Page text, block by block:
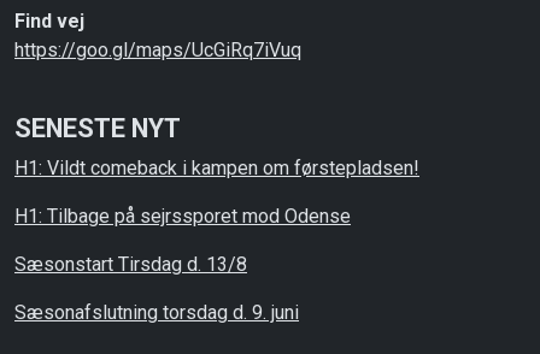
Find vej
https://goo.gl/maps/UcGiRq7iVuq
SENESTE NYT
H1: Vildt comeback i kampen om førstepladsen!
H1: Tilbage på sejrssporet mod Odense
Sæsonstart Tirsdag d. 13/8
Sæsonafslutning torsdag d. 9. juni